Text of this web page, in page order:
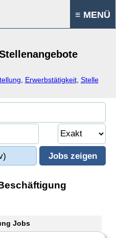
≡ MENÜ
Erwerbstätigkeit, Stelle
Jobs